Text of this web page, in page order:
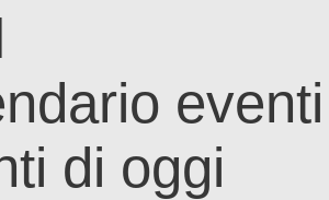
eventi
di oggi